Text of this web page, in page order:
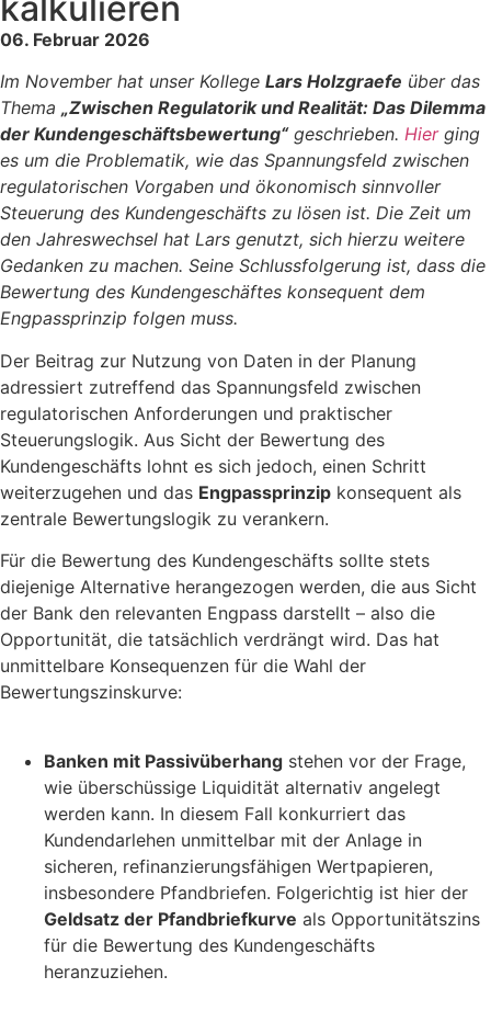
06. Februar 2026
Im November hat unser Kollege Lars Holzgraefe über das
Thema „Zwischen Regulatorik und Realität: Das Dilemma
der Kundengeschäftsbewertung“geschrieben. Hierging
es um die Problematik, wie das Spannungsfeld zwischen
regulatorischen Vorgaben und ökonomisch sinnvoller
Steuerung des Kundengeschäfts zu lösen ist. Die Zeit um
den Jahreswechsel hat Lars genutzt, sich hierzu weitere
Gedanken zu machen. Seine Schlussfolgerung ist, dass die
Bewertung des Kundengeschäftes konsequent dem
Engpassprinzip folgen muss.
Der Beitrag zur Nutzung von Daten in der Planung
adressiert zutreffend das Spannungsfeld zwischen
regulatorischen Anforderungen und praktischer
Steuerungslogik. Aus Sicht der Bewertung des
Kundengeschäfts lohnt es sich jedoch, einen Schritt
weiterzugehen und das Engpassprinzip konsequent als
zentrale Bewertungslogik zu verankern.
Für die Bewertung des Kundengeschäfts sollte stets
diejenige Alternative herangezogen werden, die aus Sicht
der Bank den relevanten Engpass darstellt – also die
Opportunität, die tatsächlich verdrängt wird. Das hat
unmittelbare Konsequenzen für die Wahl der
Bewertungszinskurve:
Banken mit Passivüberhang stehen vor der Frage,
wie überschüssige Liquidität alternativ angelegt
werden kann. In diesem Fall konkurriert das
Kundendarlehen unmittelbar mit der Anlage in
sicheren, refinanzierungsfähigen Wertpapieren,
insbesondere Pfandbriefen. Folgerichtig ist hier der
Geldsatz der Pfandbriefkurve als Opportunitätszins
für die Bewertung des Kundengeschäfts
heranzuziehen.